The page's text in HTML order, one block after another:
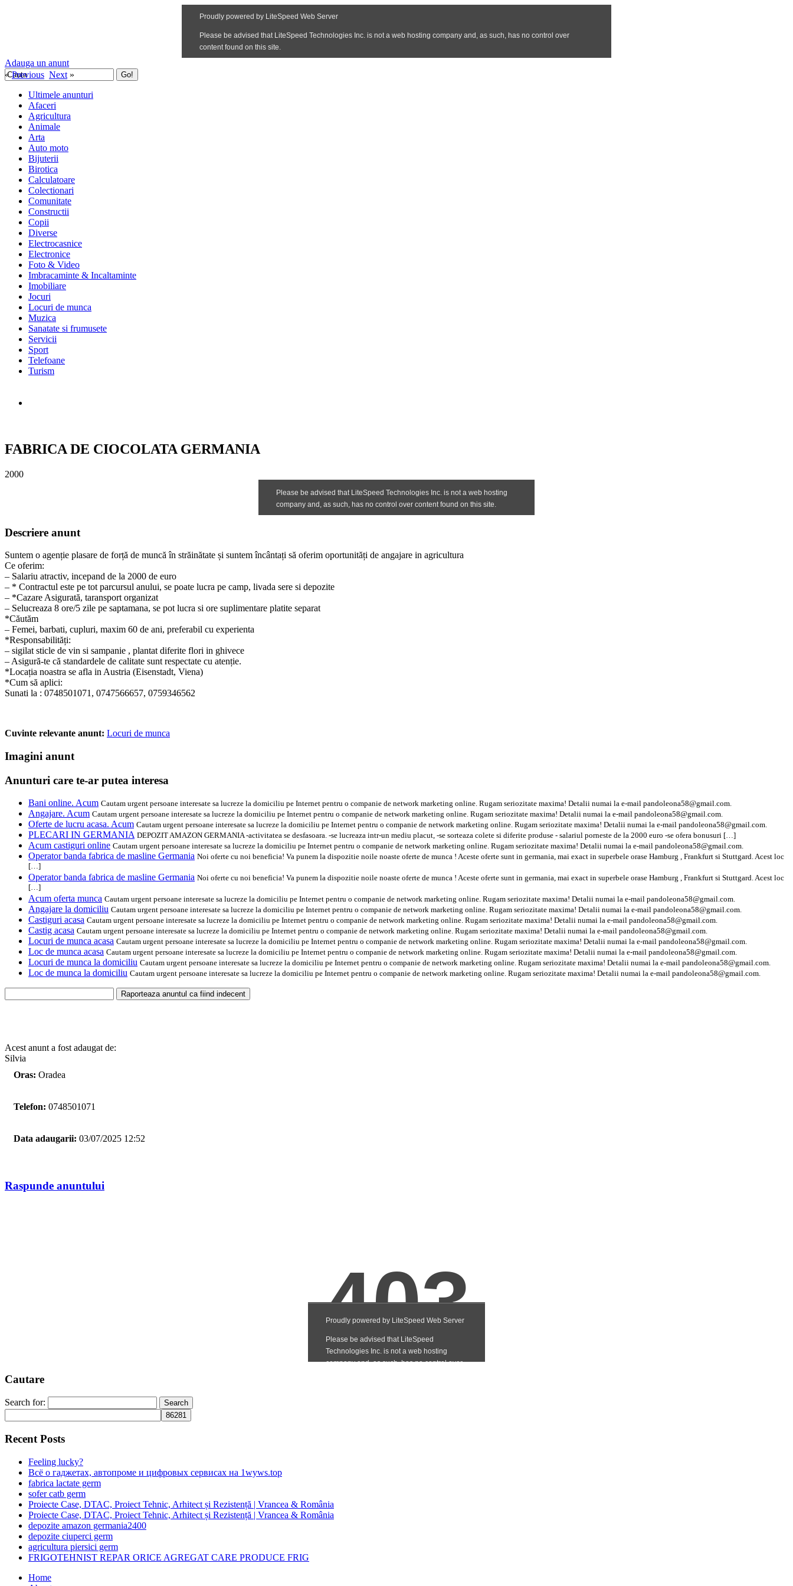
Adauga un anunt
«Previous Next »
Ultimele anunturi
Afaceri
Agricultura
Animale
Arta
Auto moto
Bijuterii
Birotica
Calculatoare
Colectionari
Comunitate
Constructii
Copii
Diverse
Electrocasnice
Electronice
Foto & Video
Imbracaminte & Incaltaminte
Imobiliare
Jocuri
Locuri de munca
Muzica
Sanatate si frumusete
Servicii
Sport
Telefoane
Turism
FABRICA DE CIOCOLATA GERMANIA
2000
Descriere anunt
Suntem o agenție plasare de forță de muncă în străinătate și suntem încântați să oferim oportunități de angajare in agricultura
Ce oferim:
– Salariu atractiv, incepand de la 2000 de euro
– * Contractul este pe tot parcursul anului, se poate lucra pe camp, livada sere si depozite
– *Cazare Asigurată, taransport organizat
– Selucreaza 8 ore/5 zile pe saptamana, se pot lucra si ore suplimentare platite separat
*Căutăm
– Femei, barbati, cupluri, maxim 60 de ani, preferabil cu experienta
*Responsabilități:
– sigilat sticle de vin si sampanie , plantat diferite flori in ghivece
– Asigură-te că standardele de calitate sunt respectate cu atenție.
*Locația noastra se afla in Austria (Eisenstadt, Viena)
*Cum să aplici:
Sunati la : 0748501071, 0747566657, 0759346562
Cuvinte relevante anunt: Locuri de munca
Imagini anunt
Anunturi care te-ar putea interesa
Bani online. Acum Cautam urgent persoane interesate sa lucreze la domiciliu pe Internet pentru o companie de network marketing online. Rugam seriozitate maxima! Detalii numai la e-mail pandoleona58@gmail.com.
Angajare. Acum Cautam urgent persoane interesate sa lucreze la domiciliu pe Internet pentru o companie de network marketing online. Rugam seriozitate maxima! Detalii numai la e-mail pandoleona58@gmail.com.
Oferte de lucru acasa. Acum Cautam urgent persoane interesate sa lucreze la domiciliu pe Internet pentru o companie de network marketing online. Rugam seriozitate maxima! Detalii numai la e-mail pandoleona58@gmail.com.
PLECARI IN GERMANIA DEPOZIT AMAZON GERMANIA -activitatea se desfasoara. -se lucreaza intr-un mediu placut, -se sorteaza colete si diferite produse - salariul porneste de la 2000 euro -se ofera bonusuri […]
Acum castiguri online Cautam urgent persoane interesate sa lucreze la domiciliu pe Internet pentru o companie de network marketing online. Rugam seriozitate maxima! Detalii numai la e-mail pandoleona58@gmail.com.
Operator banda fabrica de masline Germania Noi oferte cu noi beneficia! Va punem la dispozitie noile noaste oferte de munca ! Aceste oferte sunt in germania, mai exact in superbele orase Hamburg , Frankfurt si Stuttgard. Acest loc
[…]
Operator banda fabrica de masline Germania Noi oferte cu noi beneficia! Va punem la dispozitie noile noaste oferte de munca ! Aceste oferte sunt in germania, mai exact in superbele orase Hamburg , Frankfurt si Stuttgard. Acest loc
[…]
Acum oferta munca Cautam urgent persoane interesate sa lucreze la domiciliu pe Internet pentru o companie de network marketing online. Rugam seriozitate maxima! Detalii numai la e-mail pandoleona58@gmail.com.
Angajare la domiciliu Cautam urgent persoane interesate sa lucreze la domiciliu pe Internet pentru o companie de network marketing online. Rugam seriozitate maxima! Detalii numai la e-mail pandoleona58@gmail.com.
Castiguri acasa Cautam urgent persoane interesate sa lucreze la domiciliu pe Internet pentru o companie de network marketing online. Rugam seriozitate maxima! Detalii numai la e-mail pandoleona58@gmail.com.
Castig acasa Cautam urgent persoane interesate sa lucreze la domiciliu pe Internet pentru o companie de network marketing online. Rugam seriozitate maxima! Detalii numai la e-mail pandoleona58@gmail.com.
Locuri de munca acasa Cautam urgent persoane interesate sa lucreze la domiciliu pe Internet pentru o companie de network marketing online. Rugam seriozitate maxima! Detalii numai la e-mail pandoleona58@gmail.com.
Loc de munca acasa Cautam urgent persoane interesate sa lucreze la domiciliu pe Internet pentru o companie de network marketing online. Rugam seriozitate maxima! Detalii numai la e-mail pandoleona58@gmail.com.
Locuri de munca la domiciliu Cautam urgent persoane interesate sa lucreze la domiciliu pe Internet pentru o companie de network marketing online. Rugam seriozitate maxima! Detalii numai la e-mail pandoleona58@gmail.com.
Loc de munca la domiciliu Cautam urgent persoane interesate sa lucreze la domiciliu pe Internet pentru o companie de network marketing online. Rugam seriozitate maxima! Detalii numai la e-mail pandoleona58@gmail.com.
Acest anunt a fost adaugat de:
Silvia
Oras: Oradea
Telefon: 0748501071
Data adaugarii: 03/07/2025 12:52
Raspunde anuntului
Cautare
Search for:
Recent Posts
Feeling lucky?
Всё о гаджетах, автопроме и цифровых сервисах на 1wyws.top
fabrica lactate germ
sofer catb germ
Proiecte Case, DTAC, Proiect Tehnic, Arhitect și Rezistență | Vrancea & România
Proiecte Case, DTAC, Proiect Tehnic, Arhitect și Rezistență | Vrancea & România
depozite amazon germania2400
depozite ciuperci germ
agricultura piersici germ
FRIGOTEHNIST REPAR ORICE AGREGAT CARE PRODUCE FRIG
Home